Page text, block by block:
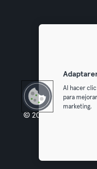
© 2026 Urban Sports
Al hacer
para
marketing.